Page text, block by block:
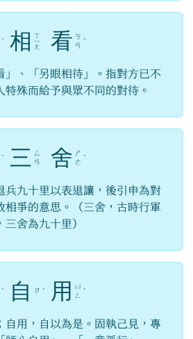
ˋ 相 ㄒ
ㄧ
ㄤ 看 ㄎ
ㄢ ˋ
」、「另眼相待」。指對方已不
特殊而給予與眾不同的對待。
ˋ 三 ㄙ
ㄢ
舍 ㄕ
ㄜ ˋ
兵九十里以表退讓，後引申為對
相爭的意思。（三舍，古時行軍
舍為九十里）
ˋ 自 ㄗ ˋ 用
ㄩ
ㄥ ˋ
自用，自以為是。固執己見，專